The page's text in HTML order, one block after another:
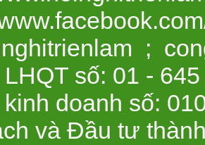
;
số: 01 - 645
doanh số:
và Đầu tư